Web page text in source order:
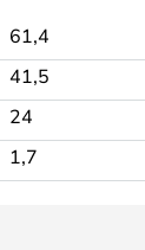
61,4
41,5
24
1,7